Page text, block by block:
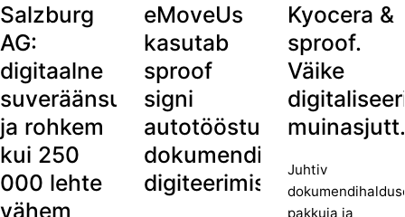
Salzburg
AG:
digitaalne
suveräänsus
ja rohkem
kui 250
000 lehte
vähem
eMoveUs
kasutab
sproof
signi
autotööstuse
dokumendiprotsesside
digiteerimiseks
Kyocera &
sproof.
Väike
muinasjutt.
Juhtiv
pakkuja ja